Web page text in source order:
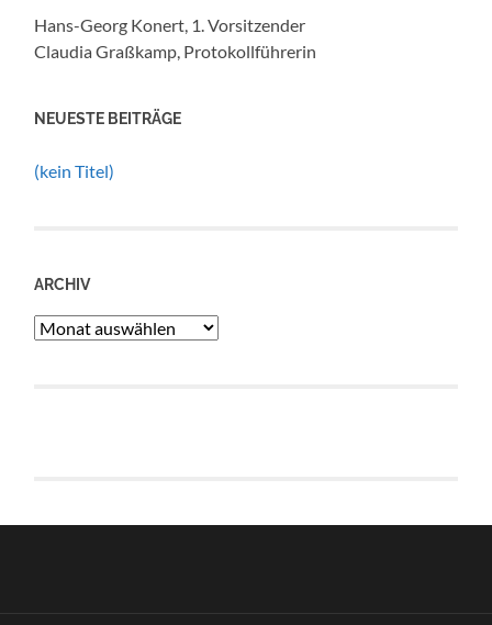
Hans-Georg Konert, 1. Vorsitzender
Claudia Graßkamp, Protokollführerin
NEUESTE BEITRÄGE
(kein Titel)
ARCHIV
Archiv